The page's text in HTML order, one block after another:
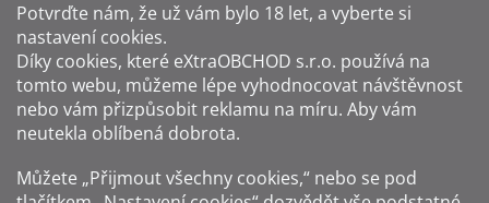
Potvrďte nám​​, že už vám bylo 18 let, a vyberte si
nastavení cookies.
Díky cookies, které eXtraOBCHOD s.r.o. používá na
tomto webu, můžeme lépe vyhodnocovat návštěvnost
nebo vám přizpůsobit reklamu na míru. Aby vám
neutekla oblíbená dobrota.
Můžete „Přijmout všechny cookies,“ nebo se pod
Způsoby dopravy: